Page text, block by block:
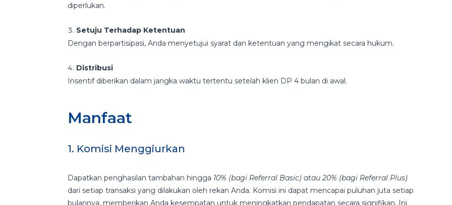
diperlukan.
Setuju Terhadap Ketentuan
Dengan berpartisipasi, Anda menyetujui syarat dan ketentuan yang mengikat secara hukum.
Distribusi
Insentif diberikan dalam jangka waktu tertentu setelah klien DP 4 bulan di awal.
Manfaat
1. Komisi Menggiurkan
Dapatkan penghasilan tambahan hingga 10% (bagi Referral Basic) atau 20% (bagi Referral Plus)
dari setiap transaksi yang dilakukan oleh rekan Anda. Komisi ini dapat mencapai puluhan juta setiap
bulannya, memberikan Anda kesempatan untuk meningkatkan pendapatan secara signifikan. Ini